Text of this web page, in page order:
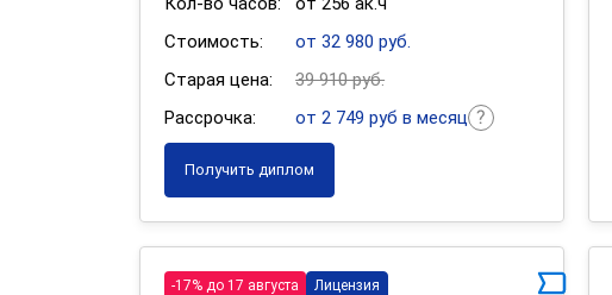
Стоимость:
от 32 980 руб.
Старая цена:
39 910 руб.
Рассрочка:
от 2 749 руб в месяц
Получить диплом
-17% до 17 августа Лицензия